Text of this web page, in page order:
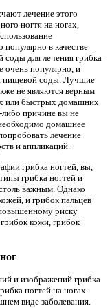
лечение этого
ногтя на ногах,
популярно в качестве
соды для лечения грибка
очень популярно, и
пищевой соды. Лучшие
не являются верным
или быстрых домашних
либо причине вы не
домашнее
лечение
и аппликаций.
грибка ногтей, вы,
грибка ногтей и
важным. Однако
и грибок пальцев
риску
кожи, грибок
и изображений грибка
ногтей на ногах
виде заболевания.